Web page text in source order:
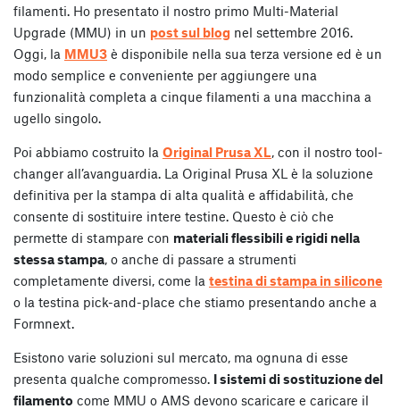
filamenti. Ho presentato il nostro primo Multi-Material
Upgrade (MMU) in un post sul blog nel settembre 2016.
Oggi, la MMU3 è disponibile nella sua terza versione ed è un
modo semplice e conveniente per aggiungere una
funzionalità completa a cinque filamenti a una macchina a
ugello singolo.
Poi abbiamo costruito la Original Prusa XL, con il nostro tool-
changer all’avanguardia. La Original Prusa XL è la soluzione
definitiva per la stampa di alta qualità e affidabilità, che
consente di sostituire intere testine. Questo è ciò che
permette di stampare con materiali flessibili e rigidi nella
stessa stampa, o anche di passare a strumenti
completamente diversi, come la testina di stampa in silicone
o la testina pick-and-place che stiamo presentando anche a
Formnext.
Esistono varie soluzioni sul mercato, ma ognuna di esse
presenta qualche compromesso. I sistemi di sostituzione del
filamento come MMU o AMS devono scaricare e caricare il